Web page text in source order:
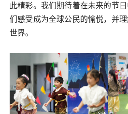
此精彩。我们期待着在未来的节
们感受成为全球公民的愉悦，并
世界。